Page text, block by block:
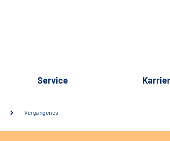
Service
Vergangenes